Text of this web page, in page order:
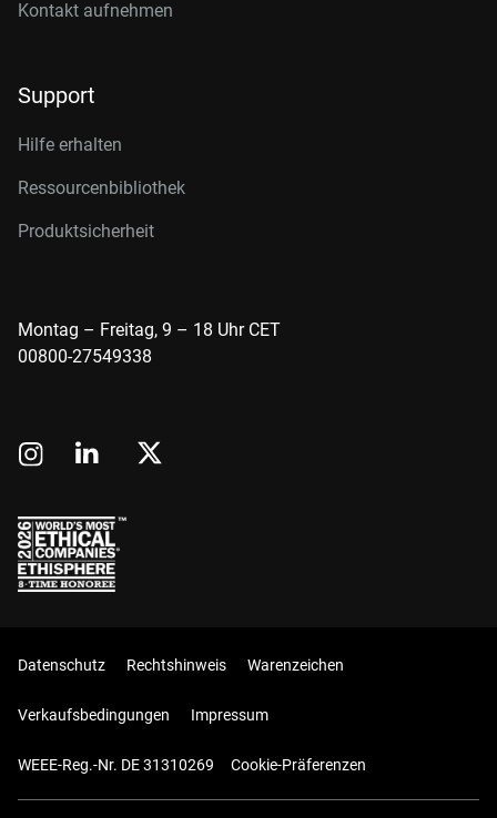
Kontakt aufnehmen
Support
Hilfe erhalten
Ressourcenbibliothek
Produktsicherheit
Montag – Freitag, 9 – 18 Uhr CET
00800-27549338
Datenschutz Rechtshinweis Warenzeichen
Verkaufsbedingungen Impressum
WEEE-Reg.-Nr. DE 31310269 Cookie-Präferenzen